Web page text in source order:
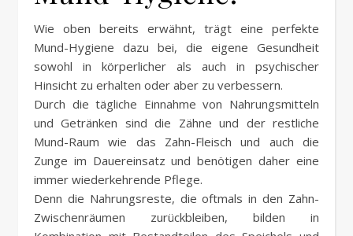
Wie oben bereits erwähnt, trägt eine perfekte
Mund-Hygiene dazu bei, die eigene Gesundheit
sowohl in körperlicher als auch in psychischer
Hinsicht zu erhalten oder aber zu verbessern.
Durch die tägliche Einnahme von Nahrungsmitteln
und Getränken sind die Zähne und der restliche
Mund-Raum wie das Zahn-Fleisch und auch die
Zunge im Dauereinsatz und benötigen daher eine
immer wiederkehrende Pflege.
Denn die Nahrungsreste, die oftmals in den Zahn-
Zwischenräumen zurückbleiben, bilden in